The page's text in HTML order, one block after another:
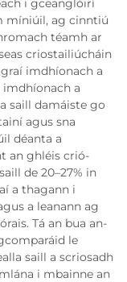
i gceanglóirí
míniúil, ag cinntiú
téamh ar
criostailiúcháin
imdhíonach a
a
saill damáiste go
agus sna
déanta a
an ghléis crió-
de 20–27% in
a thagann i
a leanann ag
Tá an bua an-
le
saill a scriosadh
i mbainne an